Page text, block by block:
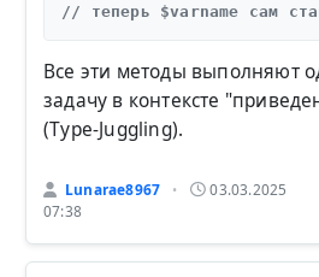
// теперь $varname сам
Все эти методы выполняют
задачу в контексте
(Type-Juggling).
Lunarae8967 •
03.03.2025
07:38